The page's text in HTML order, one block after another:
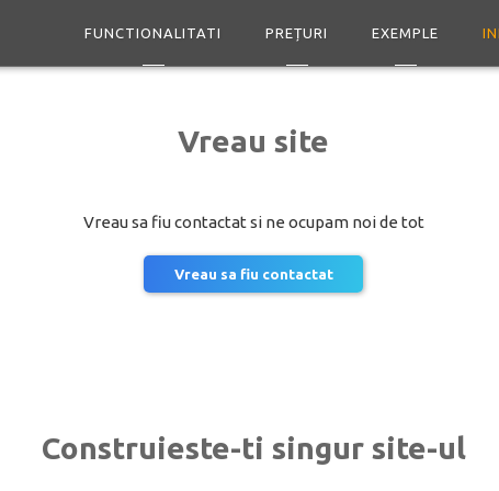
FUNCTIONALITATI PREȚURI EXEMPLE
Vreau site
Vreau sa fiu contactat si ne ocupam noi de tot
Vreau sa fiu contactat
Construieste-ti singur site-ul